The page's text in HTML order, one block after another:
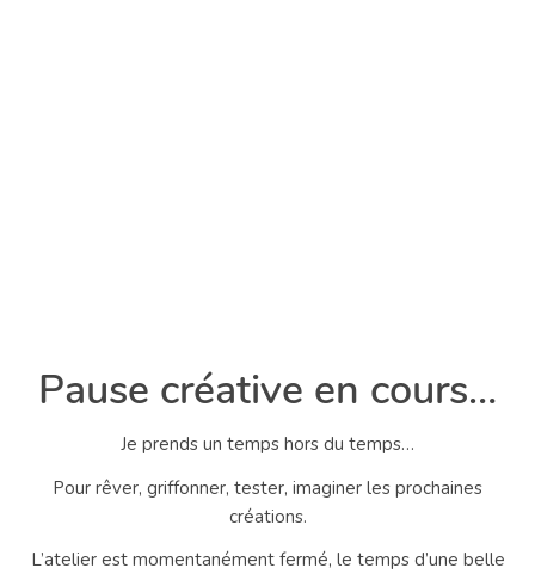
Pause créative en cours…
Je prends un temps hors du temps…
Pour rêver, griffonner, tester, imaginer les prochaines
créations.
L’atelier est momentanément fermé, le temps d’une belle